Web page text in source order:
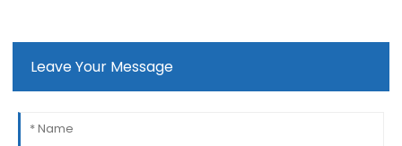
Leave Your Message